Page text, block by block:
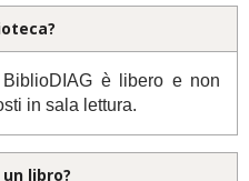
è libero e non
in sala lettura.
libro?